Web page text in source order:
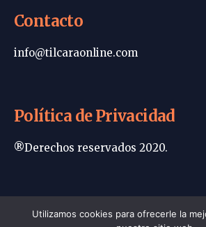
Contacto
info@tilcaraonline.com
Política de Privacidad
®Derechos reservados 2020.
Utilizamos cookies para ofrecerle la